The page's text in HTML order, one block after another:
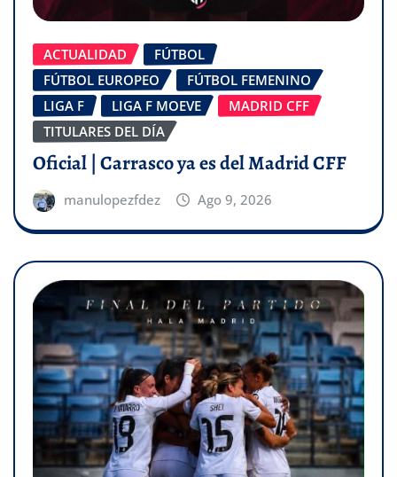
ACTUALIDAD
FÚTBOL
FÚTBOL EUROPEO
FÚTBOL FEMENINO
LIGA F
LIGA F MOEVE
MADRID CFF
TITULARES DEL DÍA
Oficial | Carrasco ya es del Madrid CFF
manulopezfdez Ago 9, 2026